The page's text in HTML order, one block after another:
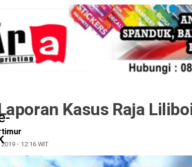
Kasus Raja
- 12:16 WIT